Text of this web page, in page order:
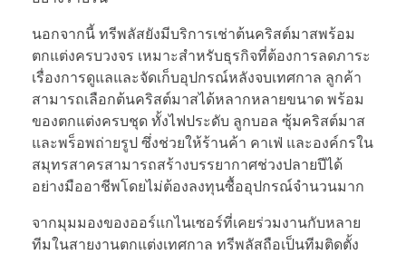
นอกจากนี้ ทรีพลัสยังมีบริการเช่าต้นคริสต์มาสพร้อม
ตกแต่งครบวงจร เหมาะสำหรับธุรกิจที่ต้องการลดภาระ
เรื่องการดูแลและจัดเก็บอุปกรณ์หลังจบเทศกาล ลูกค้า
สามารถเลือกต้นคริสต์มาสได้หลากหลายขนาด พร้อม
ของตกแต่งครบชุด ทั้งไฟประดับ ลูกบอล ซุ้มคริสต์มาส
และพร็อพถ่ายรูป ซึ่งช่วยให้ร้านค้า คาเฟ่ และองค์กรใน
สมุทรสาครสามารถสร้างบรรยากาศช่วงปลายปีได้
อย่างมืออาชีพโดยไม่ต้องลงทุนซื้ออุปกรณ์จำนวนมาก
จากมุมมองของออร์แกไนเซอร์ที่เคยร่วมงานกับหลาย
ทีมในสายงานตกแต่งเทศกาล ทรีพลัสถือเป็นทีมติดตั้ง